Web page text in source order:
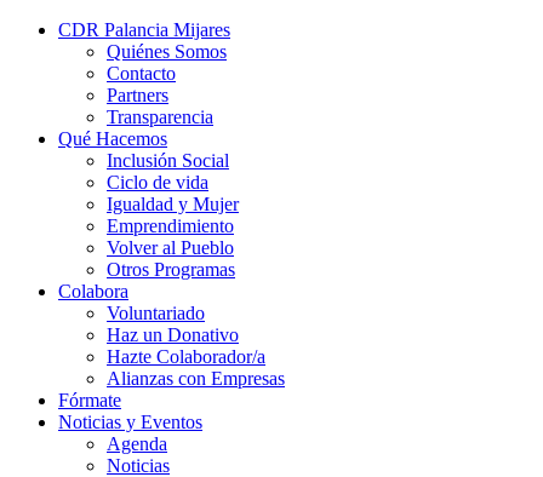
CDR Palancia Mijares
Quiénes Somos
Contacto
Partners
Transparencia
Qué Hacemos
Inclusión Social
Ciclo de vida
Igualdad y Mujer
Emprendimiento
Volver al Pueblo
Otros Programas
Colabora
Voluntariado
Haz un Donativo
Hazte Colaborador/a
Alianzas con Empresas
Fórmate
Noticias y Eventos
Agenda
Noticias